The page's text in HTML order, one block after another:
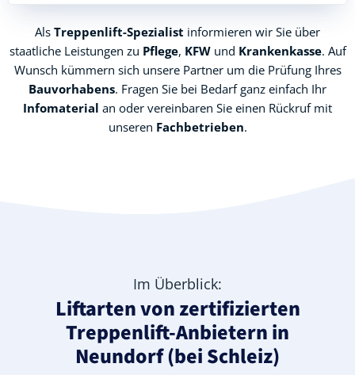
Als Treppenlift-Spezialist informieren wir Sie über
staatliche Leistungen zu Pflege, KFWund Krankenkasse. Auf
Wunsch kümmern sich unsere Partner um die Prüfung Ihres
Bauvorhabens. Fragen Sie bei Bedarf ganz einfach Ihr
Infomaterial an oder vereinbaren Sie einen Rückruf mit
unseren Fachbetrieben.
Im Überblick:
Liftarten von zertifizierten
Treppenlift-Anbietern in
Neundorf (bei Schleiz)